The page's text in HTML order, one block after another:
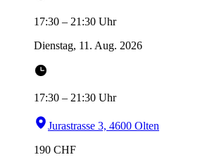
17:30 – 21:30 Uhr
Dienstag, 11. Aug. 2026
17:30 – 21:30 Uhr
Jurastrasse 3, 4600 Olten
190 CHF